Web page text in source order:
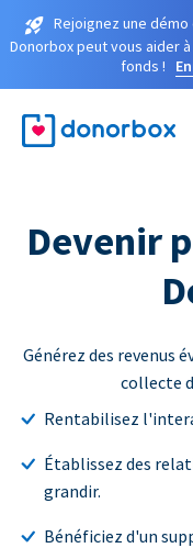
Rejoignez une
Donorbox peut vous aider
fonds !
Devenir
Générez des revenus
collecte
Rentabilisez
Établissez des
grandir.
Bénéficiez d'un